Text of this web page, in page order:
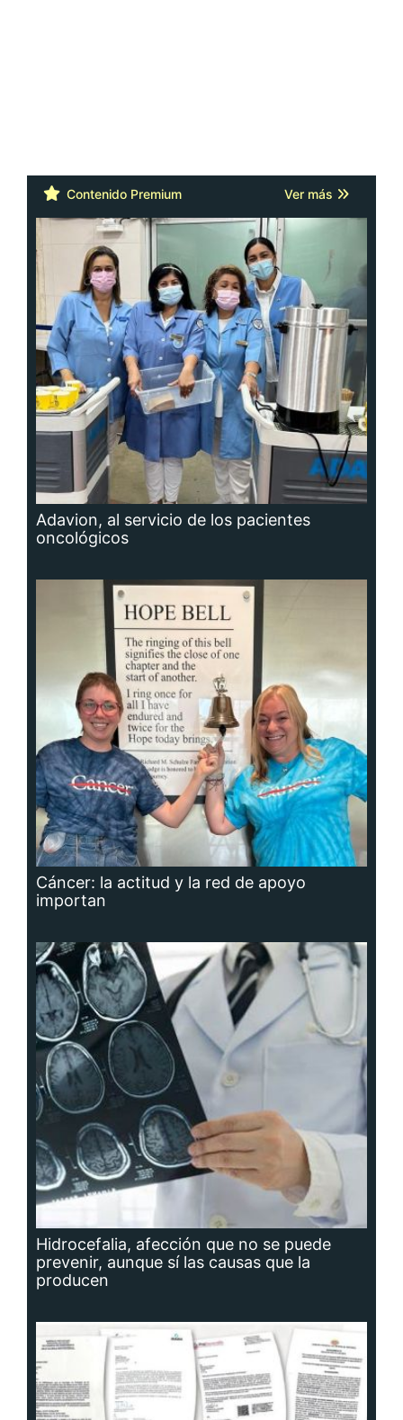
Contenido Premium Ver más
Adavion, al servicio de los pacientes
oncológicos
Cáncer: la actitud y la red de apoyo
importan
Hidrocefalia, afección que no se puede
prevenir, aunque sí las causas que la
producen